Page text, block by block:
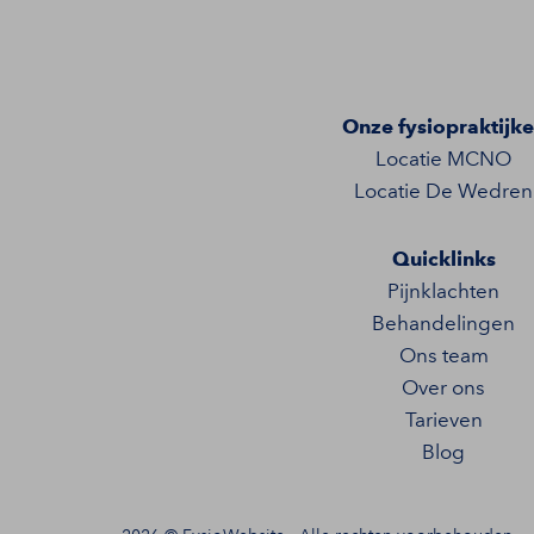
Onze
Locatie MCNO
Locatie De Wedren
Quicklinks
Pijnklachten
Behandelingen
Ons team
Over ons
Tarieven
Blog